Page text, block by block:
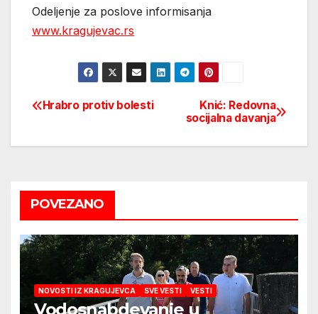
Odeljenje za poslove informisanja
www.kragujevac.rs
Post
navigation
Knić: Redovna
socijalna davanja
Hrabro protiv bolesti
POVEZANO
NOVOSTI IZ KRAGUJEVCA SVE VESTI VESTI
Vodosnabdevanje u